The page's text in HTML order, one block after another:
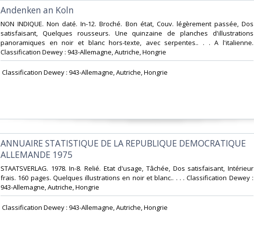
‎Andenken an Koln‎
‎NON INDIQUE. Non daté. In-12. Broché. Bon état, Couv. légèrement passée, Dos
satisfaisant, Quelques rousseurs. Une quinzaine de planches d'illustrations
panoramiques en noir et blanc hors-texte, avec serpentes.. . . A l'italienne.
Classification Dewey : 943-Allemagne, Autriche, Hongrie‎
‎ Classification Dewey : 943-Allemagne, Autriche, Hongrie‎
‎ANNUAIRE STATISTIQUE DE LA REPUBLIQUE DEMOCRATIQUE
ALLEMANDE 1975‎
‎STAATSVERLAG. 1978. In-8. Relié. Etat d'usage, Tâchée, Dos satisfaisant, Intérieur
frais. 160 pages. Quelques illustrations en noir et blanc.. . . . Classification Dewey :
943-Allemagne, Autriche, Hongrie‎
‎ Classification Dewey : 943-Allemagne, Autriche, Hongrie‎